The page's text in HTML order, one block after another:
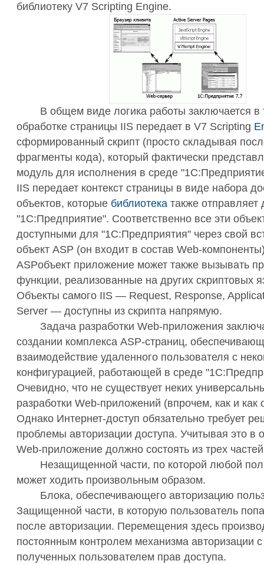
библиотеку V7 Scripting Engine.
В общем виде логика работы заключается в
обработке страницы IIS передает в V7 Scripting
сформированный скрипт (просто складывая
фрагменты кода), который фактически
модуль для исполнения в среде
IIS передает контекст страницы в виде набора
объектов, которые библиотека также отправляет
"1С:Предприятие". Соответственно все эти
доступными для "1С:Предприятия" через свой
объект ASP (он входит в состав Web-
ASPобъект приложение может также вызывать
функции, реализованные на других скриптовых
Объекты самого IIS — Request, Response,
Server — доступны из скрипта напрямую.
Задача разработки Web-приложения
создании комплекса ASP-страниц,
взаимодействие удаленного пользователя с
конфигурацией, работающей в среде
Очевидно, что не существует неких
разработки Web-приложений (впрочем, как и как
Однако Интернет-доступ обязательно требует
проблемы авторизации доступа. Учитывая это в
Web-приложение должно состоять из трех
Незащищенной части, по которой любой
может ходить произвольным образом.
Блока, обеспечивающего авторизацию
Защищенной части, в которую пользователь
после авторизации. Перемещения здесь
постоянным контролем механизма авторизации с
полученных пользователем прав доступа.